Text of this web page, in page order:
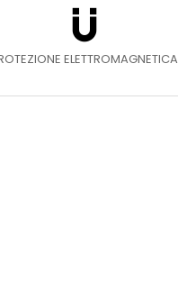
ELETTROMAGNETICA